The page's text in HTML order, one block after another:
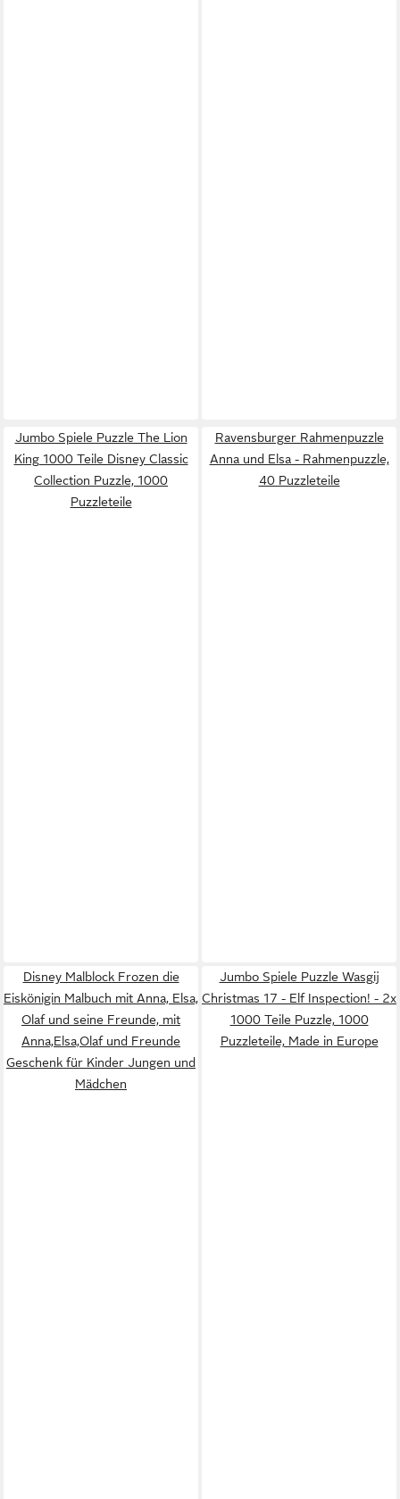
Jumbo Spiele Puzzle The Lion
King 1000 Teile Disney Classic
Collection Puzzle, 1000
Puzzleteile
Ravensburger Rahmenpuzzle
Anna und Elsa - Rahmenpuzzle,
40 Puzzleteile
Disney Malblock Frozen die
Eiskönigin Malbuch mit Anna, Elsa,
Olaf und seine Freunde, mit
Anna,Elsa,Olaf und Freunde
Geschenk für Kinder Jungen und
Mädchen
Jumbo Spiele Puzzle Wasgij
Christmas 17 - Elf Inspection! - 2x
1000 Teile Puzzle, 1000
Puzzleteile, Made in Europe